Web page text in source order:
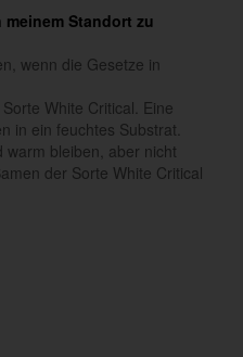
Standort zu
wenn die Gesetze in
White Critical. Eine
in ein feuchtes Substrat.
warm bleiben, aber nicht
der Sorte White Critical